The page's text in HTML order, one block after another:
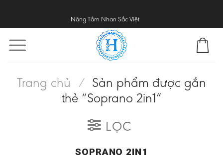
to
content
Nâng Tầm Nhan Sắc Việt
Trang chủ / Sản phẩm được gắn
thẻ “Soprano 2in1”
LỌC
SOPRANO 2IN1